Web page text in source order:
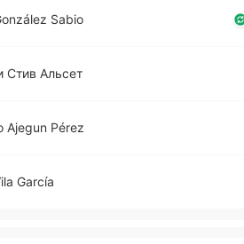
Sabio
Стив Альсет
Ajegun Pérez
García